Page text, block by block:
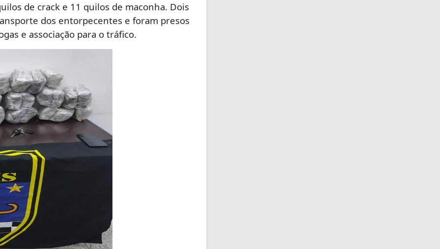
de crack e 11 quilos de maconha. Dois
dos entorpecentes e foram presos
e associação para o tráfico.